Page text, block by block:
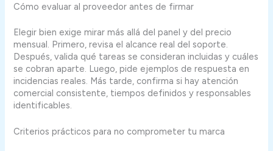
Cómo evaluar al proveedor antes de firmar
Elegir bien exige mirar más allá del panel y del precio
mensual. Primero, revisa el alcance real del soporte.
Después, valida qué tareas se consideran incluidas y cuáles
se cobran aparte. Luego, pide ejemplos de respuesta en
incidencias reales. Más tarde, confirma si hay atención
comercial consistente, tiempos definidos y responsables
identificables.
Criterios prácticos para no comprometer tu marca